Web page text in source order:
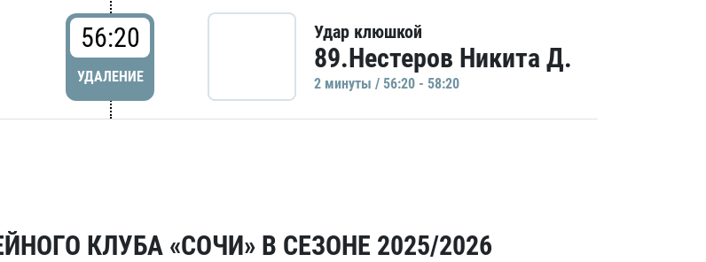
56:20
УДАЛЕНИЕ
Удар клюшкой
89.Нестеров Никита Д.
2 минуты / 56:20 - 58:20
КЛУБА «СОЧИ» В СЕЗОНЕ 2025/2026